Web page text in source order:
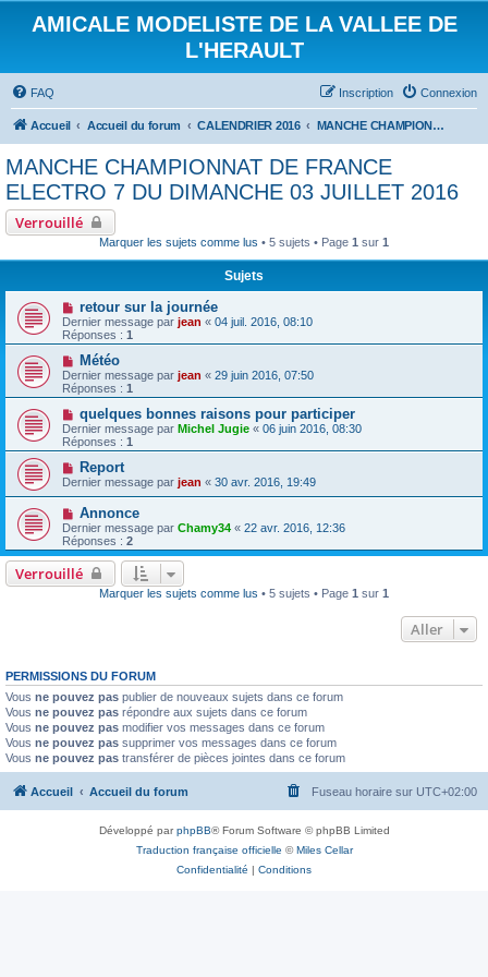
AMICALE MODELISTE DE LA VALLEE DE
L'HERAULT
FAQ Connexion
Inscription
Accueil Accueil du forum CALENDRIER 2016 MANCHE CHAMPIONNAT DE FRANCE ELECTRO 7 DU DIMANCHE 03 JUILLET 2016
MANCHE CHAMPIONNAT DE FRANCE
ELECTRO 7 DU DIMANCHE 03 JUILLET 2016
Verrouillé
Marquer les sujets comme lus • 5 sujets • Page 1 sur 1
Sujets
retour sur la journée
Dernier message par jean « 04 juil. 2016, 08:10
Réponses : 1
Météo
Dernier message par jean « 29 juin 2016, 07:50
Réponses : 1
quelques bonnes raisons pour participer
Dernier message par Michel Jugie « 06 juin 2016, 08:30
Réponses : 1
Report
Dernier message par jean « 30 avr. 2016, 19:49
Annonce
Dernier message par Chamy34 « 22 avr. 2016, 12:36
Réponses : 2
Verrouillé
Marquer les sujets comme lus • 5 sujets • Page 1 sur 1
Aller
PERMISSIONS DU FORUM
Vous ne pouvez pas publier de nouveaux sujets dans ce forum
Vous ne pouvez pas répondre aux sujets dans ce forum
Vous ne pouvez pas modifier vos messages dans ce forum
Vous ne pouvez pas supprimer vos messages dans ce forum
Vous ne pouvez pas transférer de pièces jointes dans ce forum
Accueil Accueil du forum Fuseau horaire sur UTC+02:00
Développé parphpBB® Forum Software © phpBB Limited
Traduction française officielle ©Miles Cellar
Confidentialité | Conditions